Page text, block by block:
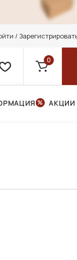
/
0
АКЦИИ